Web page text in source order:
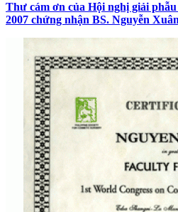
Thư cám ơn của Hội nghị giải
2007 chứng nhận BS. Nguyễn